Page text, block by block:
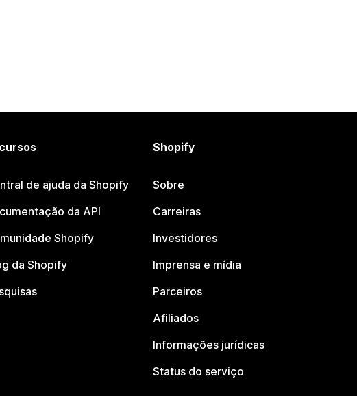
de ajuda da Shopify
da API
Shopify
da Shopify
Shopify
Sobre
Carreiras
Investidores
Imprensa e mídia
Parceiros
Afiliados
Informações jurídicas
Status do serviço